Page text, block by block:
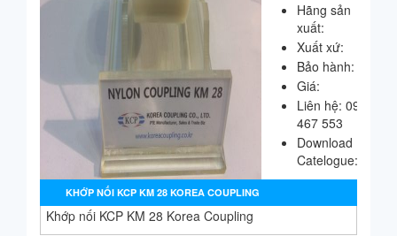
Hãng sản
xuất:
Xuất xứ:
Bảo hành:
Giá:
Liên hệ: 0908
467 553
Download
Catelogue:
KHỚP NỐI KCP KM 28 KOREA COUPLING
Khớp nối KCP KM 28 Korea Coupling